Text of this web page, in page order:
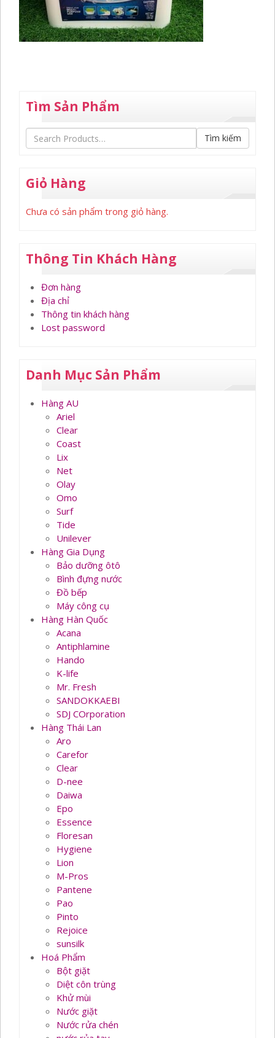
Tìm Sản Phẩm
Tìm kiếm
Giỏ Hàng
Chưa có sản phẩm trong giỏ hàng.
Thông Tin Khách Hàng
Đơn hàng
Địa chỉ
Thông tin khách hàng
Lost password
Danh Mục Sản Phẩm
Hàng AU
Ariel
Clear
Coast
Lix
Net
Olay
Omo
Surf
Tide
Unilever
Hàng Gia Dụng
Bảo dưỡng ôtô
Bình đựng nước
Đồ bếp
Máy công cụ
Hàng Hàn Quốc
Acana
Antiphlamine
Hando
K-life
Mr. Fresh
SANDOKKAEBI
SDJ COrporation
Hàng Thái Lan
Aro
Carefor
Clear
D-nee
Daiwa
Epo
Essence
Floresan
Hygiene
Lion
M-Pros
Pantene
Pao
Pinto
Rejoice
sunsilk
Hoá Phẩm
Bột giặt
Diệt côn trùng
Khử mùi
Nước giặt
Nước rửa chén